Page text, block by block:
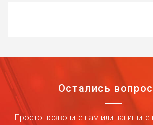
Остались
Просто позвоните нам или